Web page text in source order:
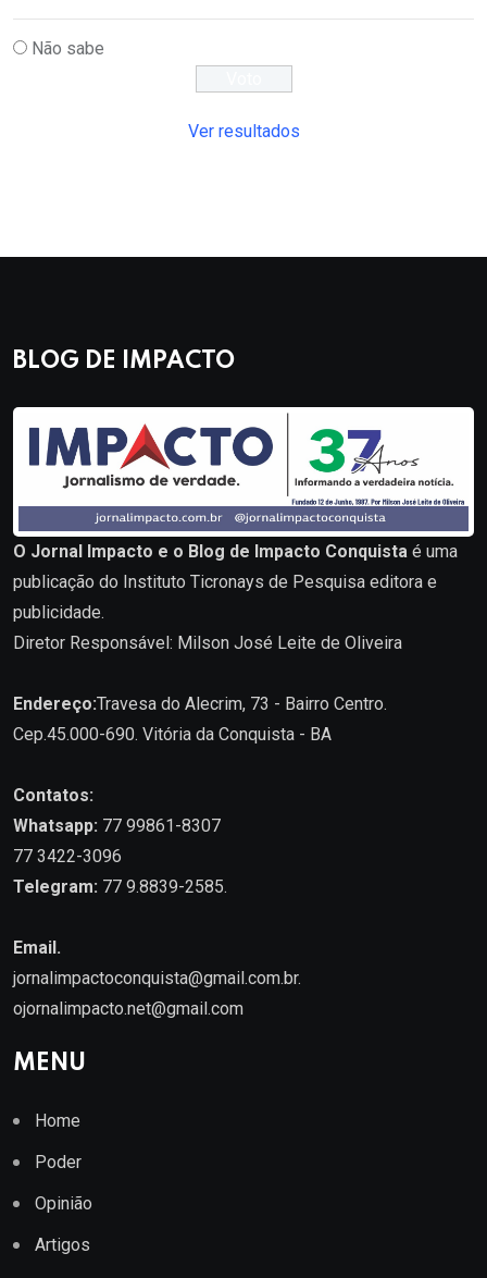
Não sabe
Ver resultados
BLOG DE IMPACTO
O Jornal Impacto e o Blog de Impacto Conquista é uma
publicação do Instituto Ticronays de Pesquisa editora e
publicidade.
Diretor Responsável: Milson José Leite de Oliveira
Endereço:Travesa do Alecrim, 73 - Bairro Centro.
Cep.45.000-690. Vitória da Conquista - BA
Contatos:
Whatsapp: 77 99861-8307
77 3422-3096
Telegram: 77 9.8839-2585.
Email.
jornalimpactoconquista@gmail.com.br.
ojornalimpacto.net@gmail.com
MENU
Home
Poder
Opinião
Artigos